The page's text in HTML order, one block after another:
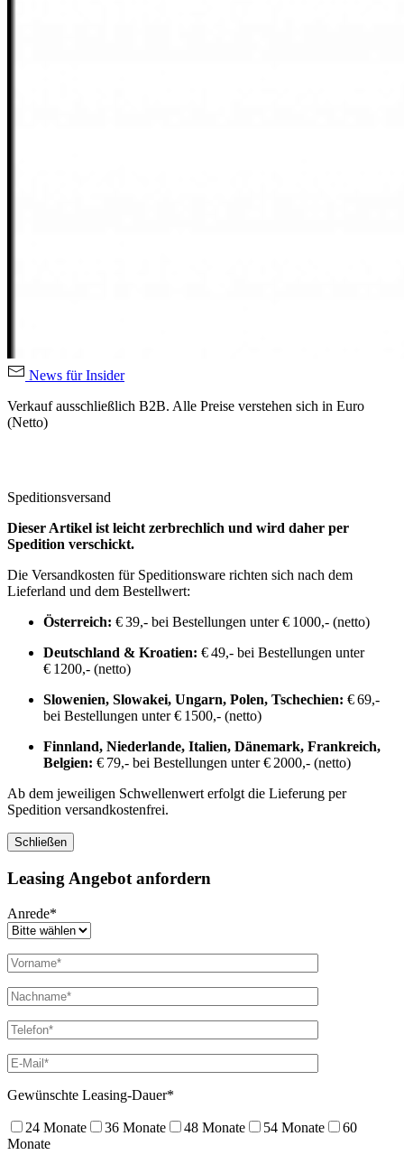
News für Insider
Verkauf ausschließlich B2B. Alle Preise verstehen sich in Euro
(Netto)
Speditionsversand
Dieser Artikel ist leicht zerbrechlich und wird daher per
Spedition verschickt.
Die Versandkosten für Speditionsware richten sich nach dem
Lieferland und dem Bestellwert:
Österreich: € 39,- bei Bestellungen unter € 1000,- (netto)
Deutschland & Kroatien: € 49,- bei Bestellungen unter
€ 1200,- (netto)
Slowenien, Slowakei, Ungarn, Polen, Tschechien: € 69,-
bei Bestellungen unter € 1500,- (netto)
Finnland, Niederlande, Italien, Dänemark, Frankreich,
Belgien: € 79,- bei Bestellungen unter € 2000,- (netto)
Ab dem jeweiligen Schwellenwert erfolgt die Lieferung per
Spedition versandkostenfrei.
Schließen
Leasing Angebot anfordern
Anrede*
Gewünschte Leasing-Dauer*
24 Monate 36 Monate 48 Monate 54 Monate
60
Monate